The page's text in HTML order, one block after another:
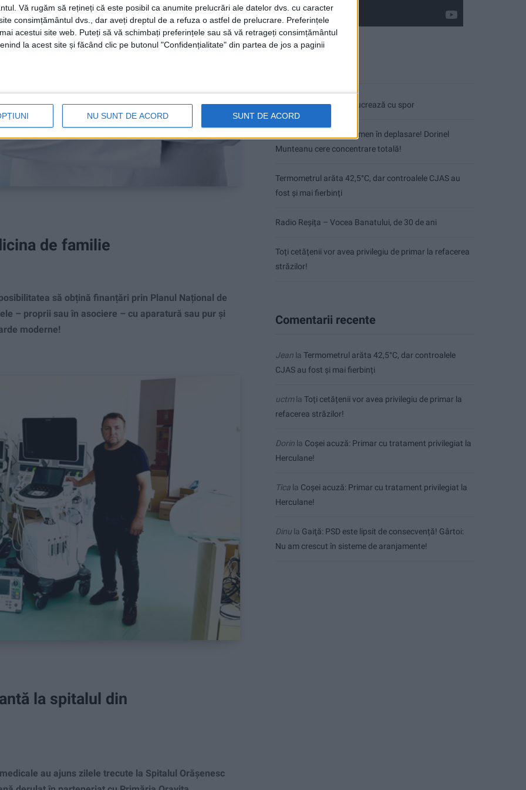
Vă rugăm să rețineți că este posibil ca anumite prelucrări ale datelor dvs. cu caracter
consimțământul dvs., dar aveți dreptul de a refuza o astfel de prelucrare. Preferințele
acestui site web. Puteți să vă schimbați preferințele sau să vă retrageți consimțământul
la acest site și făcând clic pe butonul "Confidențialitate" din partea de jos a paginii
NU SUNT DE ACORD SUNT DE ACORD
de familie
să obțină finanțări prin Planul Național de
– proprii sau în asociere – cu aparatură sau pur și
moderne!
la spitalul din
au ajuns zilele trecute la Spitalul Orăşenesc
Pe toate șantierele se lucrează cu spor
CSM Reșița, primul examen în deplasare! Dorinel
Munteanu cere concentrare totală!
Termometrul arăta 42,5°C, dar controalele CJAS au
fost și mai fierbinți
Radio Reșița – Vocea Banatului, de 30 de ani
Toți cetățenii vor avea privilegiu de primar la refacerea
străzilor!
Comentarii recente
Jean la Termometrul arăta 42,5°C, dar controalele
CJAS au fost și mai fierbinți
uctmla Toți cetățenii vor avea privilegiu de primar la
refacerea străzilor!
Dorin la Coșei acuză: Primar cu tratament privilegiat la
Herculane!
Tica la Coșei acuză: Primar cu tratament privilegiat la
Herculane!
Dinu la Gaiţă: PSD este lipsit de consecvență! Gârtoi:
Nu am crescut în sisteme de aranjamente!